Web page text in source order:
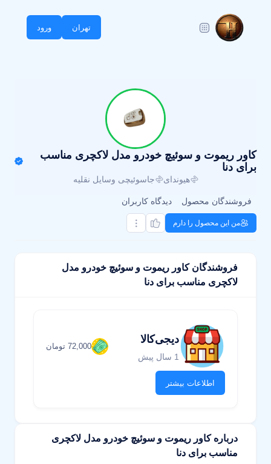
تهران ورود
کاور ریموت و سوئیچ خودرو مدل لاکچری مناسب
برای دنا
هیوندای جاسوئیچی وسایل نقلیه
فروشندگان محصول دیدگاه کاربران
من این محصول را دارم
فروشندگان کاور ریموت و سوئیچ خودرو مدل
لاکچری مناسب برای دنا
دیجی‌کالا
1 سال پیش
72,000 تومان
اطلاعات بیشتر
درباره کاور ریموت و سوئیچ خودرو مدل لاکچری
مناسب برای دنا